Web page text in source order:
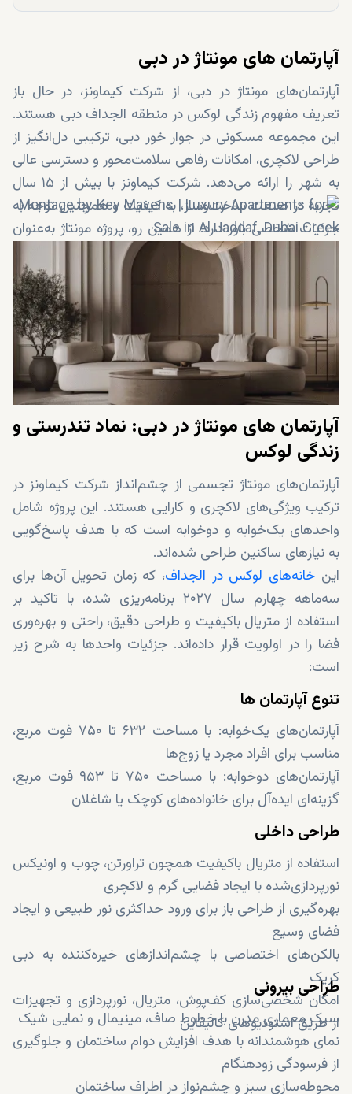
آپارتمان‌ های مونتاژ در دبی
آپارتمان‌های مونتاژ در دبی، از شرکت کیماونز، در حال باز
تعریف مفهوم زندگی لوکس در منطقه الجداف دبی هستند.
این مجموعه مسکونی در جوار خور دبی، ترکیبی دل‌انگیز از
طراحی لاکچری، امکانات رفاهی سلامت‌محور و دسترسی عالی
به شهر را ارائه می‌دهد. شرکت کیماونز با بیش از ۱۵ سال
تجربه در صنعت ساخت‌وساز، به کیفیت و همچنین توجه به
جزئیات شخصی باور دارد؛ از همین رو، پروژه مونتاژ به‌عنوان
گزینه‌ای متمایز، جایگاهی ویژه در بازار پر رقابت املاک دبی
خواهد داشت.
آپارتمان ‌های مونتاژ در دبی: نماد تندرستی و
زندگی لوکس
آپارتمان‌های مونتاژ تجسمی از چشم‌انداز شرکت کیماونز در
ترکیب ویژگی‌های لاکچری و کارایی هستند. این پروژه شامل
واحدهای یک‌خوابه و دو‌خوابه است که با هدف پاسخ‌گویی
به نیازهای ساکنین طراحی شده‌اند.
این خانه‌های لوکس در الجداف، که زمان تحویل آن‌ها برای
سه‌ماهه چهارم سال ۲۰۲۷ برنامه‌ریزی شده، با تاکید بر
استفاده از متریال باکیفیت و طراحی دقیق، راحتی و بهره‌وری
فضا را در اولویت قرار داده‌اند. جزئیات واحدها به شرح زیر
است:
تنوع آپارتمان ها
آپارتمان‌های یک‌خوابه: با مساحت ۶۳۲ تا ۷۵۰ فوت مربع،
مناسب برای افراد مجرد یا زوج‌ها
آپارتمان‌های دو‌خوابه: با مساحت ۷۵۰ تا ۹۵۳ فوت مربع،
گزینه‌ای ایده‌آل برای خانواده‌های کوچک یا شاغلان
طراحی داخلی
استفاده از متریال باکیفیت همچون تراورتن، چوب و اونیکس
نورپردازی‌شده با ایجاد فضایی گرم و لاکچری
بهره‌گیری از طراحی باز برای ورود حداکثری نور طبیعی و ایجاد
فضای وسیع
بالکن‌های اختصاصی با چشم‌اندازهای خیره‌کننده به دبی
کریک
امکان شخصی‌سازی کف‌پوش، متریال‌، نورپردازی و تجهیزات
از طریق استودیوهای کالیفاین
طراحی بیرونی
سبک معماری مدرن با خطوط صاف، مینیمال و نمایی شیک
نمای هوشمندانه با هدف افزایش دوام ساختمان و جلوگیری
از فرسودگی زودهنگام
محوطه‌سازی سبز و چشم‌نواز در اطراف ساختمان